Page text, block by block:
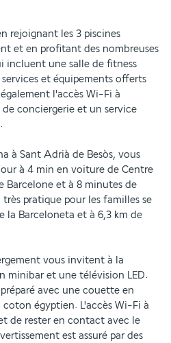
rejoignant les 3 piscines
et en profitant des nombreuses
incluent une salle de fitness
et équipements offerts
l'accès Wi-Fi à
conciergerie et un service
à Sant Adrià de Besòs, vous
à 4 min en voiture de Centre
Barcelone et à 8 minutes de
pratique pour les familles se
la Barceloneta et à 6,3 km de
vous invitent à la
minibar et une télévision LED.
avec une couette en
égyptien. L'accès Wi-Fi à
de rester en contact avec le
est assuré par des